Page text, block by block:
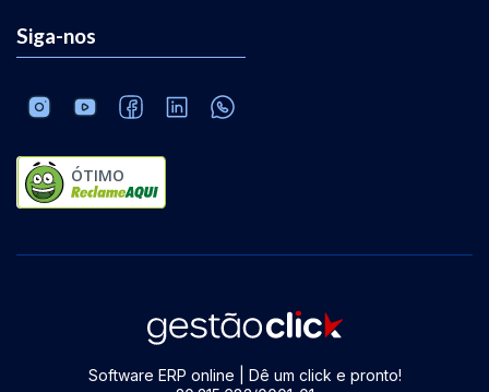
Siga-nos
ÓTIMO
Software ERP online | Dê um click e pronto!